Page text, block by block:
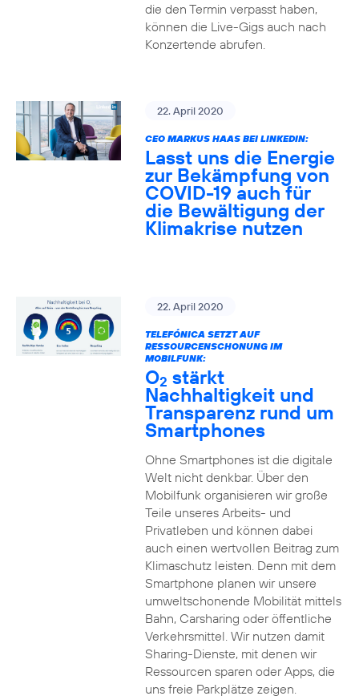
die den Termin verpasst haben,
können die Live-Gigs auch nach
Konzertende abrufen.
22. April 2020
CEO MARKUS HAAS BEI LINKEDIN:
Lasst uns die Energie
zur Bekämpfung von
COVID-19 auch für
die Bewältigung der
Klimakrise nutzen
22. April 2020
TELEFÓNICA SETZT AUF
RESSOURCENSCHONUNG IM
MOBILFUNK:
O2 stärkt
Nachhaltigkeit und
Transparenz rund um
Smartphones
Ohne Smartphones ist die digitale
Welt nicht denkbar. Über den
Mobilfunk organisieren wir große
Teile unseres Arbeits- und
Privatleben und können dabei
auch einen wertvollen Beitrag zum
Klimaschutz leisten. Denn mit dem
Smartphone planen wir unsere
umweltschonende Mobilität mittels
Bahn, Carsharing oder öffentliche
Verkehrsmittel. Wir nutzen damit
Sharing-Dienste, mit denen wir
Ressourcen sparen oder Apps, die
uns freie Parkplätze zeigen.